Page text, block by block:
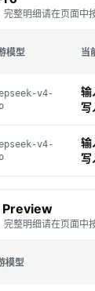
整明细请在页面中
模型 当
v4-
输
写
v4-
输
写
Preview
整明细请在页面中
模型